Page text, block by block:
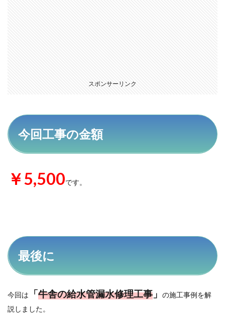
スポンサーリンク
今回工事の金額
￥5,500です。
最後に
今回は 「牛舎の給水管漏水修理工事 」 の施工事例を解
説しました。